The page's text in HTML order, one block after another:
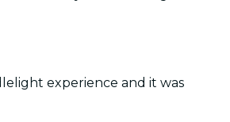
experience and it was